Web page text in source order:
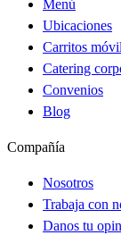
Menú
Ubicaciones
Carritos
Catering
Convenios
Blog
Compañía
Nosotros
Trabaja con
Danos tu